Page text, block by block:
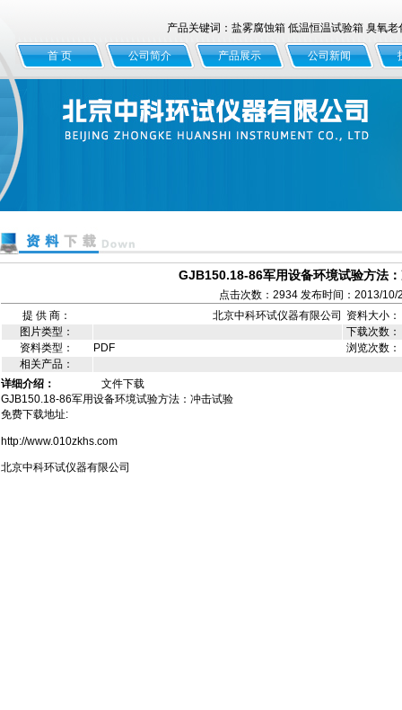
产品关键词：盐雾腐蚀箱 低温恒温试验箱 臭氧
首 页 公司简介 产品展示 公司新闻
GJB150.18-86军用设备环境试验方法
点击次数：2934 发布时间：2013/10/
提 供 商：
北京中科环试仪器有限公司
资料大小：
图片类型：
下载次数：
资料类型：
PDF 浏览次数：
相关产品：
详细介绍：
文件下载
GJB150.18-86军用设备环境试验方法：冲击试验
免费下载地址:
http://www.010zkhs.com
北京中科环试仪器有限公司